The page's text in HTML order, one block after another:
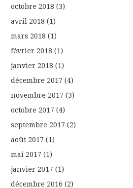
octobre 2018 (3)
avril 2018 (1)
mars 2018 (1)
février 2018 (1)
janvier 2018 (1)
décembre 2017 (4)
novembre 2017 (3)
octobre 2017 (4)
septembre 2017 (2)
août 2017 (1)
mai 2017 (1)
janvier 2017 (1)
décembre 2016 (2)